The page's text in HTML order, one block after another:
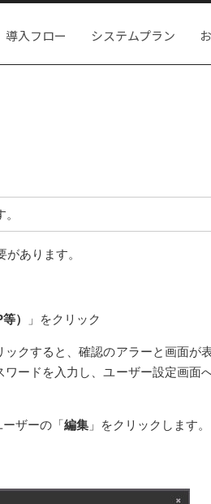
導入フロー システムプラン
あります。
） 」をクリック
クすると、確認のアラーと画面が
ワードを入力し、ユーザー設定画面
ザーの「 編集 」をクリックします。